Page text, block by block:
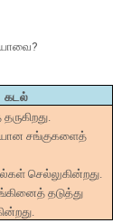
யாவை?
கடல்
சங்குகளைத்
செல்லுகின்றது.
தடுத்து